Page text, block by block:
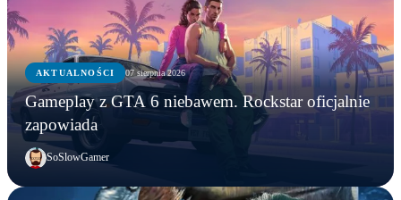
AKTUALNOŚCI 07 sierpnia 2026
Gameplay z GTA 6 niebawem. Rockstar oficjalnie
zapowiada
SoSlowGamer